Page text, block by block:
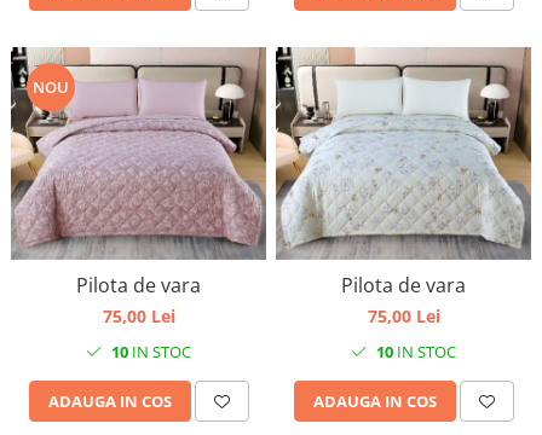
NOU
Pilota de vara
75,00 Lei
10 IN STOC
ADAUGA IN COS
Pilota de vara
75,00 Lei
10 IN STOC
ADAUGA IN COS